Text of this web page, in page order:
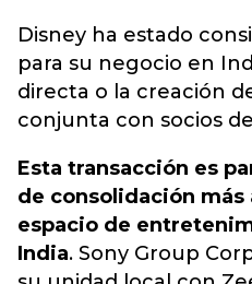
Disney ha estado
para su negocio en
directa o la creación
conjunta con socios
Esta transacción es
de consolidación más
espacio de
India. Sony Group